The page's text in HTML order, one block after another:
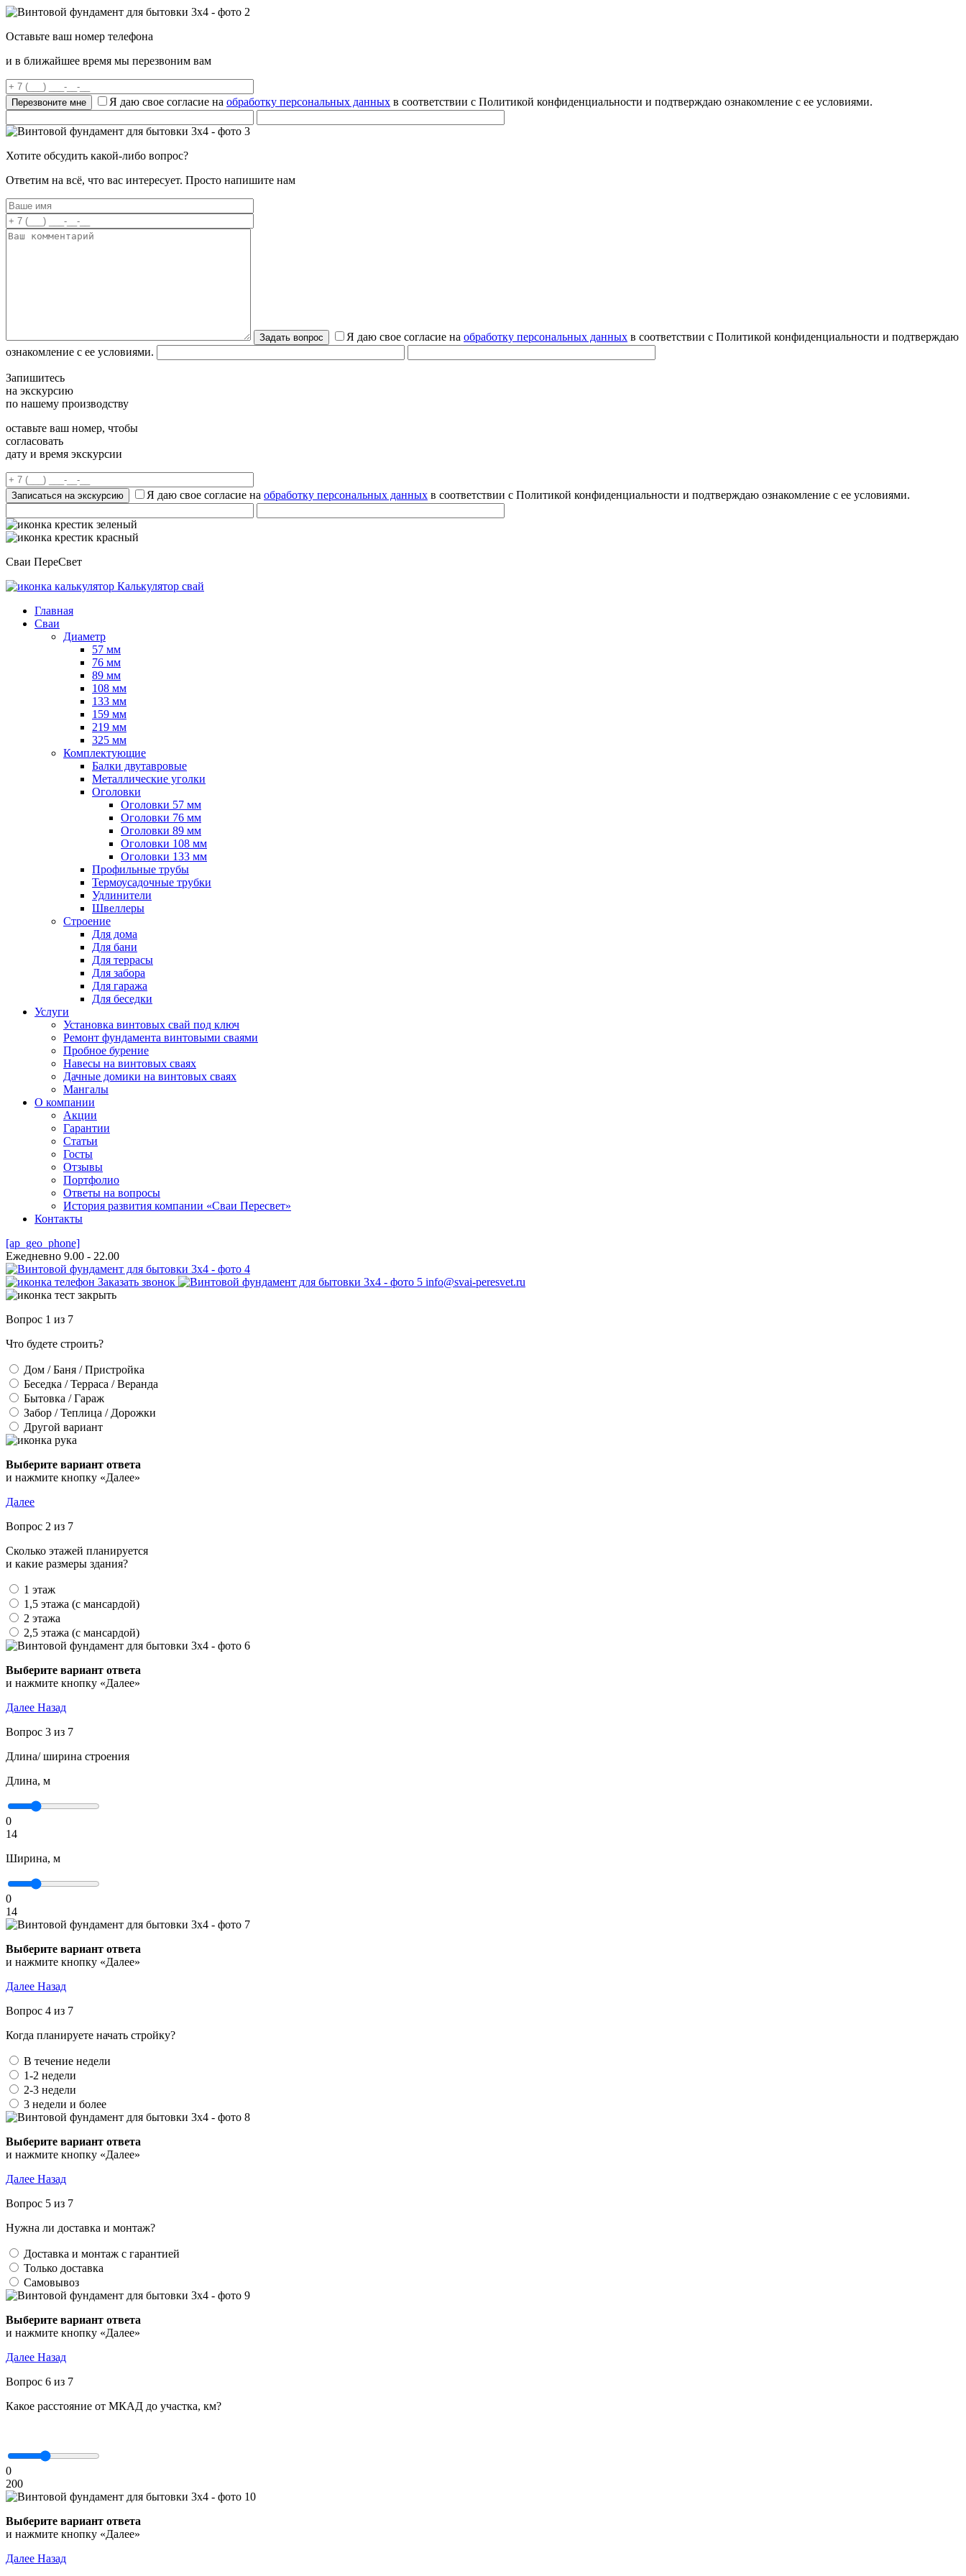
Оставьте ваш номер телефона
и в ближайшее время мы перезвоним вам
Я даю свое согласие на обработку персональных данных в соответствии с Политикой конфиденциальности и подтверждаю ознакомление с ее условиями.
Хотите обсудить какой-либо вопрос?
Ответим на всё, что вас интересует. Просто напишите нам
Я даю свое согласие на обработку персональных данных в соответствии с Политикой конфиденциальности и подтверждаю
ознакомление с ее условиями.
Запишитесь
на экскурсию
по нашему производству
оставьте ваш номер, чтобы
согласовать
дату и время экскурсии
Я даю свое согласие на обработку персональных данных в соответствии с Политикой конфиденциальности и подтверждаю ознакомление с ее условиями.
Сваи ПереСвет
Калькулятор свай
Главная
Сваи
Диаметр
57 мм
76 мм
89 мм
108 мм
133 мм
159 мм
219 мм
325 мм
Комплектующие
Балки двутавровые
Металлические уголки
Оголовки
Оголовки 57 мм
Оголовки 76 мм
Оголовки 89 мм
Оголовки 108 мм
Оголовки 133 мм
Профильные трубы
Термоусадочные трубки
Удлинители
Швеллеры
Строение
Для дома
Для бани
Для террасы
Для забора
Для гаража
Для беседки
Услуги
Установка винтовых свай под ключ
Ремонт фундамента винтовыми сваями
Пробное бурение
Навесы на винтовых сваях
Дачные домики на винтовых сваях
Мангалы
О компании
Акции
Гарантии
Статьи
Госты
Отзывы
Портфолио
Ответы на вопросы
История развития компании «Сваи Пересвет»
Контакты
[ap_geo_phone]
Ежедневно 9.00 - 22.00
Заказать звонок info@svai-peresvet.ru
Вопрос 1 из 7
Что будете строить?
Дом / Баня / Пристройка
Беседка / Терраса / Веранда
Бытовка / Гараж
Забор / Теплица / Дорожки
Другой вариант
Выберите вариант ответа
и нажмите кнопку «Далее»
Далее
Вопрос 2 из 7
Сколько этажей планируется
и какие размеры здания?
1 этаж
1,5 этажа (с мансардой)
2 этажа
2,5 этажа (с мансардой)
Выберите вариант ответа
и нажмите кнопку «Далее»
Далее Назад
Вопрос 3 из 7
Длина/ ширина строения
Длина, м
0
14
Ширина, м
0
14
Выберите вариант ответа
и нажмите кнопку «Далее»
Далее Назад
Вопрос 4 из 7
Когда планируете начать стройку?
В течение недели
1-2 недели
2-3 недели
3 недели и более
Выберите вариант ответа
и нажмите кнопку «Далее»
Далее Назад
Вопрос 5 из 7
Нужна ли доставка и монтаж?
Доставка и монтаж с гарантией
Только доставка
Самовывоз
Выберите вариант ответа
и нажмите кнопку «Далее»
Далее Назад
Вопрос 6 из 7
Какое расстояние от МКАД до участка, км?
0
200
Выберите вариант ответа
и нажмите кнопку «Далее»
Далее Назад